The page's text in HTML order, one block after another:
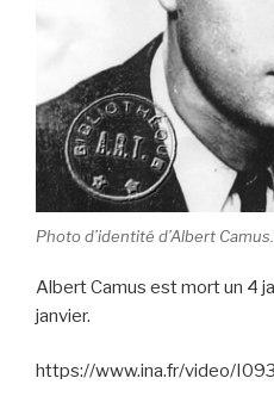
Photo d’identité d’Albert Camus.
Albert Camus est mort un 4
janvier.
https://www.ina.fr/video/